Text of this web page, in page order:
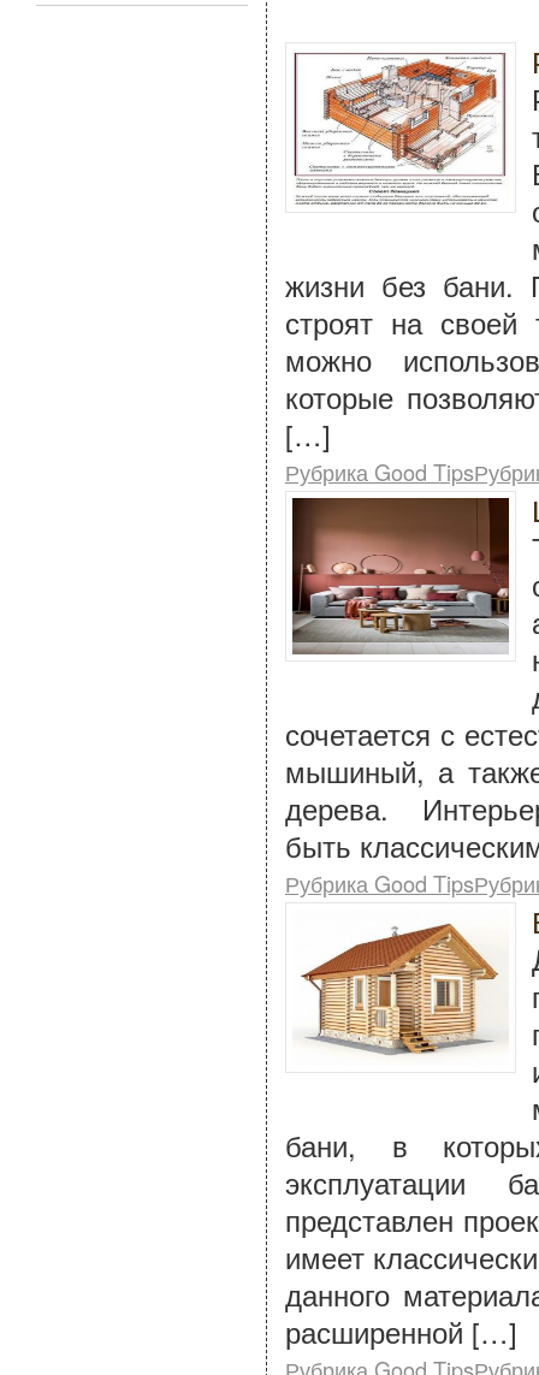
жизни без бани.
строят на
можно
которые
[…]
Рубрика Good
сочетается с
мышиный, а
дерева.
быть
Рубрика Good
бани, в
эксплуатации
представлен
имеет
данного
расширенной […]